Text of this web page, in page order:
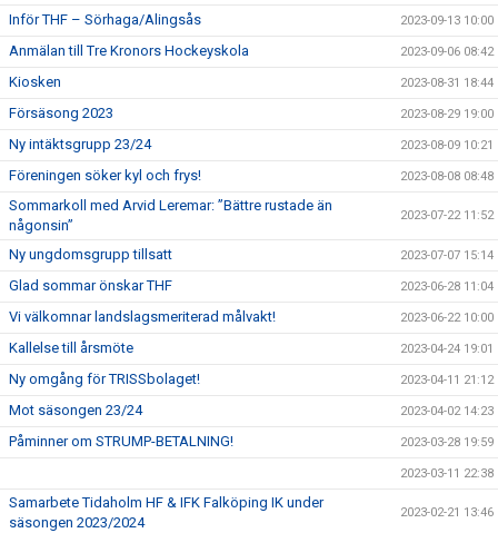
Inför THF – Sörhaga/Alingsås 2023-09-13 10:00
Anmälan till Tre Kronors Hockeyskola 2023-09-06 08:42
Kiosken 2023-08-31 18:44
Försäsong 2023 2023-08-29 19:00
Ny intäktsgrupp 23/24 2023-08-09 10:21
Föreningen söker kyl och frys! 2023-08-08 08:48
Sommarkoll med Arvid Leremar: ”Bättre rustade än
någonsin”
2023-07-22 11:52
Ny ungdomsgrupp tillsatt 2023-07-07 15:14
Glad sommar önskar THF 2023-06-28 11:04
Vi välkomnar landslagsmeriterad målvakt! 2023-06-22 10:00
Kallelse till årsmöte 2023-04-24 19:01
Ny omgång för TRISSbolaget! 2023-04-11 21:12
Mot säsongen 23/24 2023-04-02 14:23
Påminner om STRUMP-BETALNING! 2023-03-28 19:59
2023-03-11 22:38
Samarbete Tidaholm HF & IFK Falköping IK under
säsongen 2023/2024
2023-02-21 13:46